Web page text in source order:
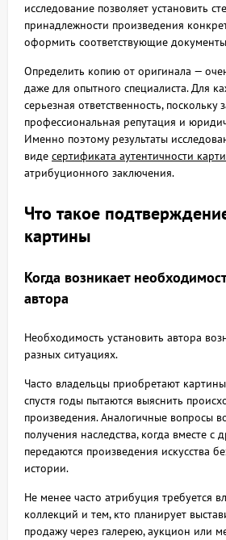
исследование позволяет установить
принадлежности произведения
оформить соответствующие
Определить копию от оригинала —
даже для опытного специалиста. Для
серьезная ответственность, поскольку
профессиональная репутация и
Именно поэтому результаты
виде сертификата аутентичности
атрибуционного заключения.
Что такое
картины
Когда возникает
автора
Необходимость установить автора
разных ситуациях.
Часто владельцы приобретают
спустя годы пытаются выяснить
произведения. Аналогичные вопросы
получения наследства, когда вместе с
передаются произведения искусства
истории.
Не менее часто атрибуция требуется
коллекций и тем, кто планирует
продажу через галерею, аукцион или